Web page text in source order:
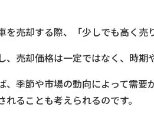
を売却する際、「少しでも高く売
、売却価格は一定ではなく、時期
、季節や市場の動向によって需
れることも考えられるのです。